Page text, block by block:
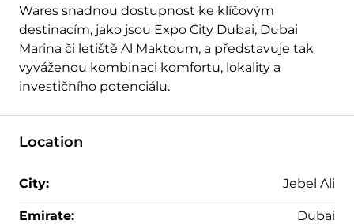
Wares snadnou dostupnost ke klíčovým
destinacím, jako jsou Expo City Dubai, Dubai
Marina či letiště Al Maktoum, a představuje tak
vyváženou kombinaci komfortu, lokality a
investičního potenciálu.
Location
City: Jebel Ali
Emirate: Dubai